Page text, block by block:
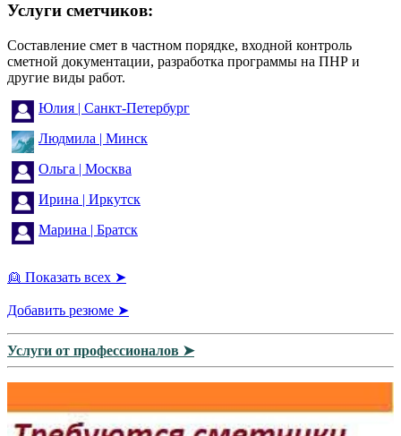
Услуги сметчиков:
Составление смет в частном порядке, входной контроль
сметной документации, разработка программы на ПНР и
другие виды работ.
Юлия | Санкт-Петербург
Людмила | Минск
Ольга | Москва
Ирина | Иркутск
Марина | Братск
👱 Показать всех ➤
Добавить резюме ➤
Услуги от профессионалов ➤